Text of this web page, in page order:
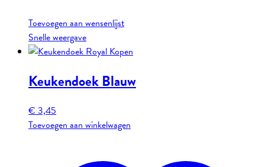
Toevoegen aan wensenlijst
Snelle weergave
Keukendoek Blauw
€3,45
Toevoegen aan winkelwagen